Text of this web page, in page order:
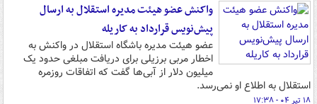
واکنش عضو هیئت مدیره استقلال به ارسال
پیش‌نویس قرارداد به کاریله
عضو هیئت مدیره باشگاه استقلال در واکنش به
اخطار مربی برزیلی برای دریافت مبلغی حدود یک
میلیون دلار از آبی‌ها گفت که اتفاقات روزمره
استقلال به اطلاع او نمی‌رسد.
۱۸ تیر ۰۴ - ۱۷:۳۸